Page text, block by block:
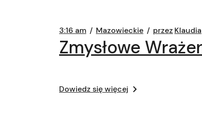
3:16 am Mazowieckie przez Klaudia
Zmysłowe
Dowiedz się więcej